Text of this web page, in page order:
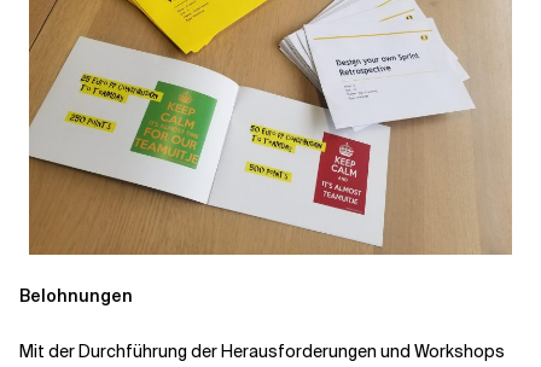
Belohnungen
Mit der Durchführung der Herausforderungen und Workshops